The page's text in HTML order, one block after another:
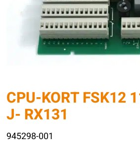
CPU-KORT FSK12
J- RX131
945298-001